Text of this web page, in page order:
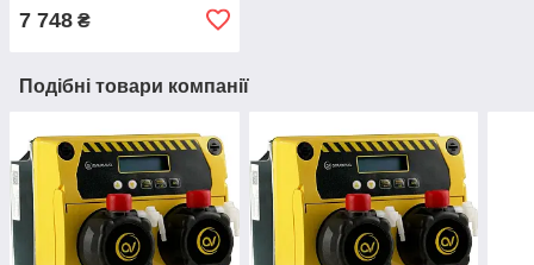
7 748 ₴
Подібні товари компанії